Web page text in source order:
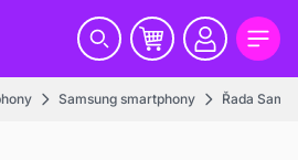
Samsung smartphony Řada